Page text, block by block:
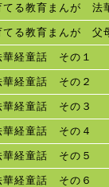
てる教育まんが 法
てる教育まんが 父
華経童話 その１
華経童話 その２
華経童話 その３
華経童話 その４
華経童話 その５
華経童話 その６